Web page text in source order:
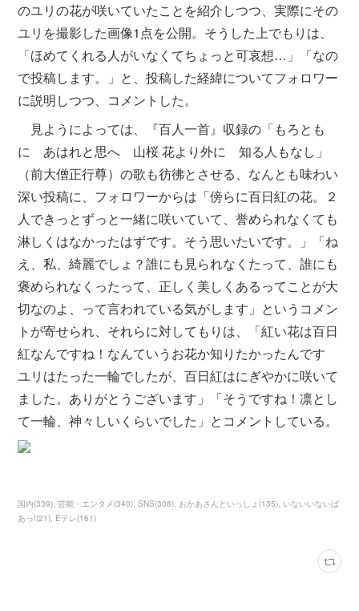
のユリの花が咲いていたことを紹介しつつ、実際にその
ユリを撮影した画像1点を公開。そうした上でもりは、
「ほめてくれる人がいなくてちょっと可哀想…」「なの
で投稿します。」と、投稿した経緯についてフォロワー
に説明しつつ、コメントした。
見ようによっては、『百人一首』収録の「もろとも
に あはれと思へ 山桜 花より外に 知る人もなし」
（前大僧正行尊）の歌も彷彿とさせる、なんとも味わい
深い投稿に、フォロワーからは「傍らに百日紅の花。２
人できっとずっと一緒に咲いていて、誉められなくても
淋しくはなかったはずです。そう思いたいです。」「ね
え、私、綺麗でしょ？誰にも見られなくたって、誰にも
褒められなくったって、正しく美しくあるってことが大
切なのよ、って言われている気がします」というコメン
トが寄せられ、それらに対してもりは、「紅い花は百日
紅なんですね！なんていうお花か知りたかったんです
ユリはたった一輪でしたが、百日紅はにぎやかに咲いて
ました。ありがとうございます」「そうですね！凛とし
て一輪、神々しいくらいでした」とコメントしている。
国内(339) 芸能・エンタメ (340) SNS(308) おかあさんといっしょ (135) いないいないば
あっ!(21) Eテレ(161)